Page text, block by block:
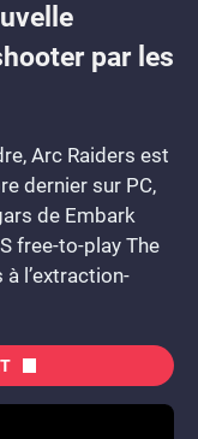
par les
Arc Raiders est
dernier sur PC,
de Embark
free-to-play The
l’extraction-